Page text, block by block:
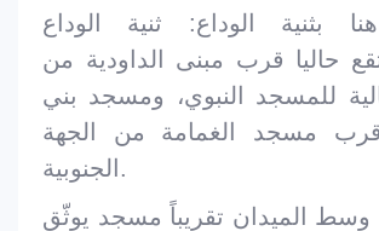
بثنية الوداع: ثنية الوداع
حاليا قرب مبنى الداودية من
للمسجد النبوي، ومسجد بني
مسجد الغمامة من الجهة
الجنوبية.
الميدان تقريباً مسجد يوثّق